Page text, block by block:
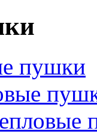
пушки